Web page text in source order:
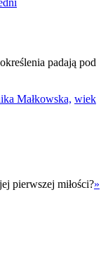
padają pod
Małkowska, wiek
pierwszej miłości?»